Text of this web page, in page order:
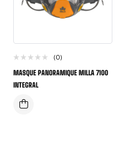
(0)
MASQUE PANORAMIQUE MILLA 7100
INTEGRAL